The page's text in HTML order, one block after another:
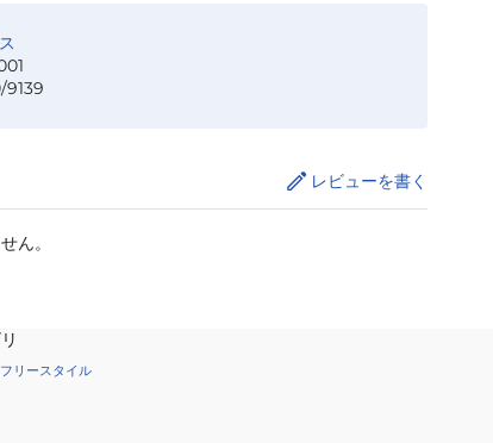
9139
レビューを書く
ん。
フリースタイル